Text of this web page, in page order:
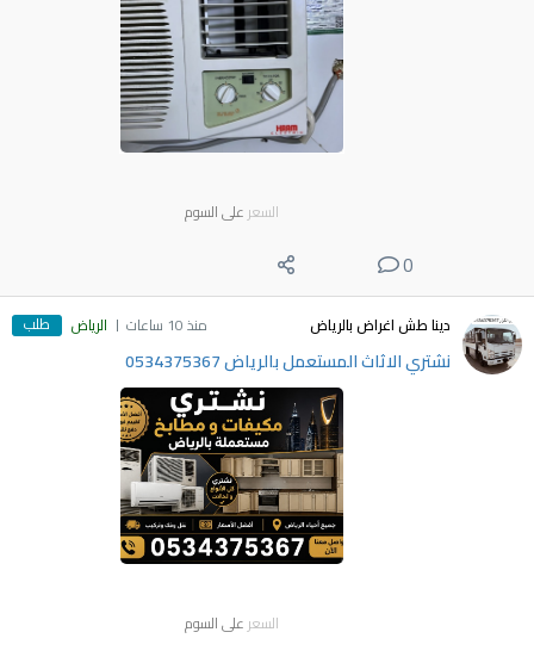
السعر على السوم
0
دينا طش اغراض بالرياض منذ 10 ساعات الرياض طلب
نشتري الاثاث المستعمل بالرياض 0534375367
السعر على السوم